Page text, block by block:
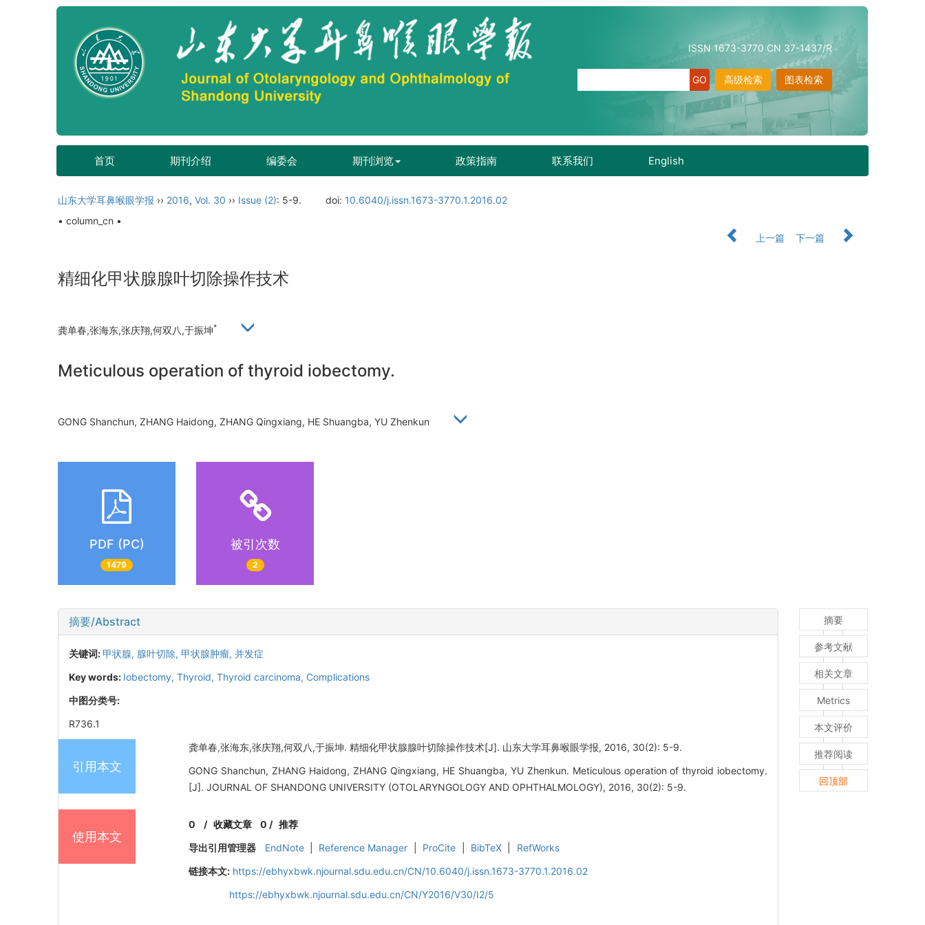
ISSN 1673-3770 CN 37-1437/R
图表检索
高级检索
首页 期刊介绍 编委会 期刊浏览 政策指南 联系我们 English
山东大学耳鼻喉眼学报 ›› 2016, Vol. 30 ›› Issue (2): 5-9. doi: 10.6040/j.issn.1673-3770.1.2016.02
• column_cn •
上一篇
下一篇
精细化甲状腺腺叶切除操作技术
龚单春,张海东,张庆翔,何双八,于振坤*
Meticulous operation of thyroid iobectomy.
GONG Shanchun, ZHANG Haidong, ZHANG Qingxiang, HE Shuangba, YU Zhenkun
PDF (PC)
1479
被引次数
2
摘要/Abstract
关键词: 甲状腺, 腺叶切除, 甲状腺肿瘤, 并发症
Key words: Iobectomy, Thyroid, Thyroid carcinoma, Complications
中图分类号:
R736.1
引用本文
龚单春,张海东,张庆翔,何双八,于振坤. 精细化甲状腺腺叶切除操作技术[J]. 山东大学耳鼻喉眼学报, 2016, 30(2): 5-9.
GONG Shanchun, ZHANG Haidong, ZHANG Qingxiang, HE Shuangba, YU Zhenkun. Meticulous operation of thyroid iobectomy.
[J]. JOURNAL OF SHANDONG UNIVERSITY (OTOLARYNGOLOGY AND OPHTHALMOLOGY), 2016, 30(2): 5-9.
使用本文
0 /收藏文章 0 / 推荐
导出引用管理器
EndNote Reference Manager ProCite BibTeX
RefWorks
链接本文: https://ebhyxbwk.njournal.sdu.edu.cn/CN/10.6040/j.issn.1673-3770.1.2016.02
https://ebhyxbwk.njournal.sdu.edu.cn/CN/Y2016/V30/I2/5
摘要
参考文献
相关文章
Metrics
本文评价
推荐阅读
回顶部